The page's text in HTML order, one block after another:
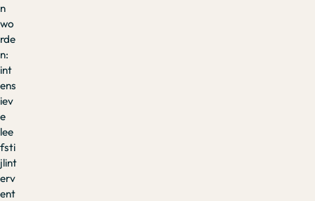
n
wo
rde
n:
int
ens
iev
e
lee
fsti
jlint
erv
ent